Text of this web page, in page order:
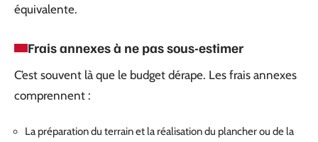
équivalente.
Frais annexes à ne pas sous-estimer
C’est souvent là que le budget dérape. Les frais annexes
comprennent :
La préparation du terrain et la réalisation du plancher ou de la